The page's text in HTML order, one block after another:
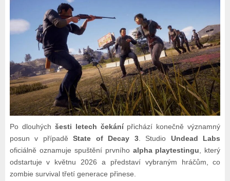
Po dlouhých šesti letech čekánípřichází konečně významný
posun v případěState of Decay 3. Studio Undead Labs
oficiálně oznamuje spuštění prvního alpha playtestingu , který
odstartuje v květnu 2026 a představí vybraným hráčům, co
zombie survival třetí generace přinese.